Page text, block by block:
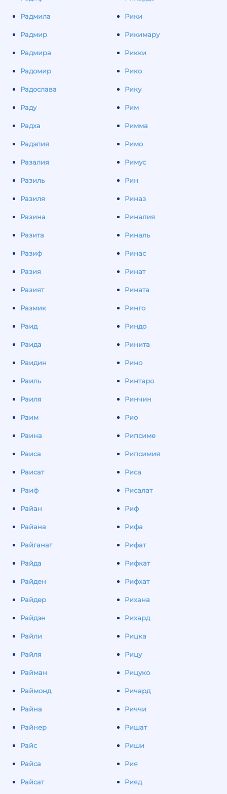
Радмила
Радмир
Радмира
Радомир
Радослава
Раду
Радха
Радэлия
Разалия
Разиль
Разиля
Разина
Разита
Разиф
Разия
Разият
Размик
Раид
Раида
Раидин
Раиль
Раиля
Раим
Раина
Раиса
Раисат
Раиф
Райан
Райана
Райганат
Райда
Райден
Райдер
Райдэн
Райли
Райля
Райман
Раймонд
Райна
Райнер
Райс
Райса
Райсат
Рики
Рикимару
Рикки
Рико
Рику
Рим
Римма
Римо
Римус
Рин
Риназ
Риналия
Риналь
Ринас
Ринат
Рината
Ринго
Риндо
Ринита
Рино
Ринтаро
Ринчин
Рио
Рипсиме
Рипсимия
Риса
Рисалат
Риф
Рифа
Рифат
Рифкат
Рифхат
Рихана
Рихард
Рицка
Рицу
Рицуко
Ричард
Риччи
Ришат
Риши
Рия
Рияд